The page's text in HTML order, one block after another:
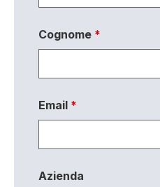
Cognome *
Email *
Azienda